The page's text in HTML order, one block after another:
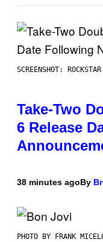
SCREENSHOT:
Take-Two
6 Release
38 minutes agoBy
PHOTO BY FRANK